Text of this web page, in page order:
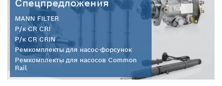
Спецпредложения
MANN FILTER
Р/к CR CRI
Р/к CR CRIN
Ремкомплекты для насос-форсунок
Ремкомплекты для насосов Common
Rail